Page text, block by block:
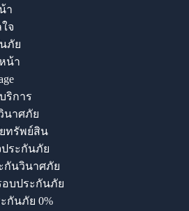
า
จ
ภัย
น้า
ริการ
นาศภัย
ทรัพย์สิน
ประกันภัย
กันวินาศภัย
อบประกันภัย
กันภัย 0%